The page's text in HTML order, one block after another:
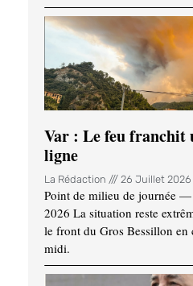
Var : Le feu franchit
ligne
La Rédaction 26 Juillet 2026
Point de milieu de journée
2026 La situation reste
le front du Gros Bessillon en
midi.